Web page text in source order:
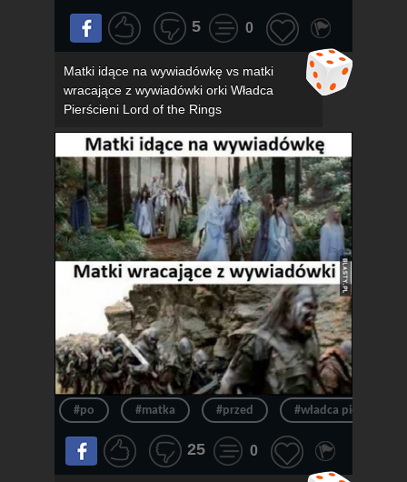
5 0
Matki idące na wywiadówkę vs matki
wracające z wywiadówki orki Władca
Pierścieni Lord of the Rings
#po #matka #przed #władca pierścieni
25 0